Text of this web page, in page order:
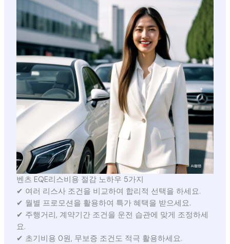
벤츠 EQE리스비용 절감 노하우 5가지
✔ 여러 리스사 조건을 비교하여 합리적 선택을 하세요.
✔ 월별 프로모션을 활용하여 특가 혜택을 받으세요.
✔ 주행거리, 계약기간 조건을 운전 습관에 맞게 조정하세
요.
✔ 초기비용 0원, 무보증 조건도 적극 활용하세요.